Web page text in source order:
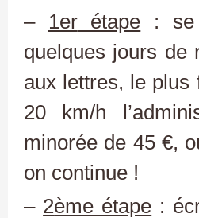
– 1erétape : se
quelques jours de
aux lettres, le plus
20 km/h
minorée de 45 €,
on continue !
– 2ème étape :